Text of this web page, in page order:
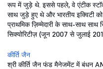
रूप में जुड़े थे. इससे पहले, वे एंटीक
साथ जुड़े हुए थे और भारतीय इक्विटी
प्राथमिक ज़िम्मेदारी के साथ-साथ साथ
सिक्योरिटीज़ (जून 2007 से जुलाई
कीर्ति जैन
श्री कीर्ति जैन फंड मैनेजमेंट में बंधन